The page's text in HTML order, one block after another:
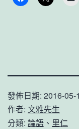
發佈日期: 2016-05-
作者: 文雅先生
分類: 論語 、 里仁